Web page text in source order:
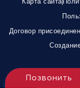
Договор
Позвонить